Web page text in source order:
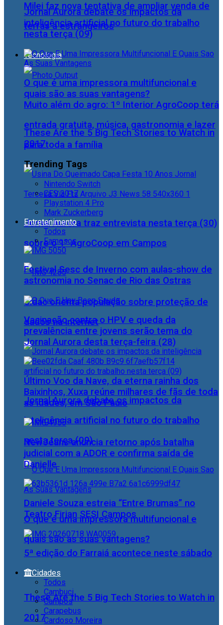
Milei faz nova tentativa de ampliar venda de
terras a estrangeiros
Tecnologia
Muito além do agro: 1º Interior AgroCoop terá
entrada gratuita, música, gastronomia e lazer
para toda a família
Jornal Aurora traz entrevista nesta terça (30)
sobre o 1° AgroCoop em Campos
Cidac orienta população sobre proteção de
dados na internet
Jornal Aurora debate os impactos da
inteligência artificial no futuro do trabalho
nesta terça (09)
O que é uma impressora multifuncional e
quais são as suas vantagens?
These Are the 5 Big Tech Stories to Watch in
2017
Jornal Aurora debate os impactos da
inteligência artificial no futuro do trabalho
nesta terça (09)
O que é uma impressora multifuncional e
quais são as suas vantagens?
These Are the 5 Big Tech Stories to Watch in
2017
Trending Tags
Nintendo Switch
CES 2017
Playstation 4 Pro
Mark Zuckerberg
Entretenimento
Todos
Famosos
Festival Sesc de Inverno com aulas-show de
astronomia no Senac de Rio das Ostras
Vacinação contra o HPV e queda da
prevalência entre jovens serão tema do
Jornal Aurora desta terça-feira (28)
Último Voo da Nave, da eterna rainha dos
Baixinhos, Xuxa reúne milhares de fãs de toda
as idades, em São Paulo
NewJeans anuncia retorno após batalha
judicial com a ADOR e confirma saída de
Danielle
Daniele Souza estreia “Entre Brumas” no
Teatro Firjan SESI Campos
5ª edição do Farraiá acontece neste sábado
Cidades
Todos
Cambuci
Campos
Carapebus
Cardoso Moreira